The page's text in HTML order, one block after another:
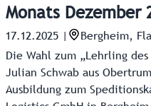
Monats Dezember
17.12.2025
Bergheim,
Die Wahl zum „Lehrling
Julian Schwab aus
Ausbildung zum